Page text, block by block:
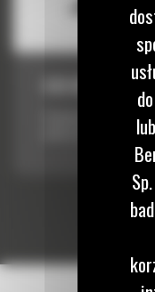
610 MM (24
Używane do
podczas